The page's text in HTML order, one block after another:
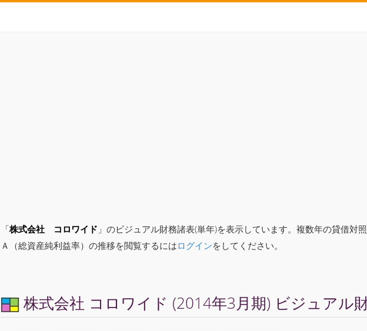
「株式会社 コロワイド 」のビジュアル財務諸表(単年)を表示しています。複数年の貸借
Ａ（総資産純利益率）の推移を閲覧するにはログインをしてください。
株式会社 コロワイド (2014年3月期) ビジュアル